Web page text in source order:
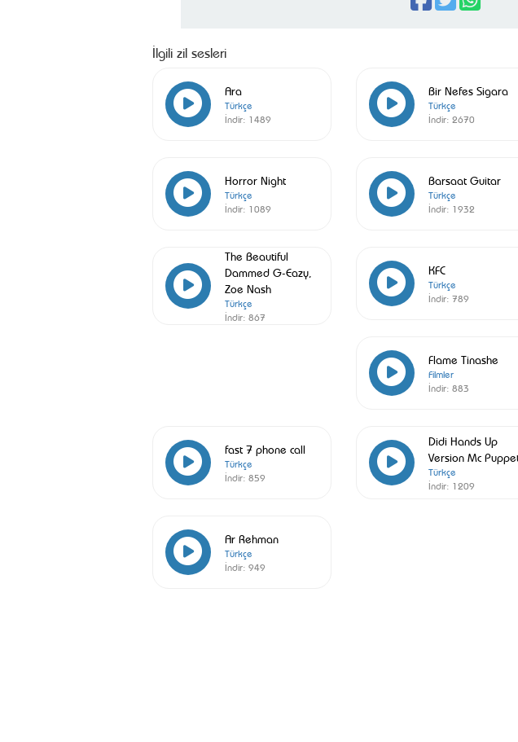
İlgili zil sesleri
Ara
Türkçe
İndir: 1489
Bir Nefes Sigara
Türkçe
İndir: 2670
Horror Night
Türkçe
İndir: 1089
Barsaat Guitar
Türkçe
İndir: 1932
The Beautiful
Dammed G-Eazy,
Zoe Nash
Türkçe
İndir: 867
KFC
Türkçe
İndir: 789
Flame Tinashe
Filmler
İndir: 883
fast 7 phone call
Türkçe
İndir: 859
Didi Hands Up
Version Mc
Türkçe
İndir: 1209
Ar Rehman
Türkçe
İndir: 949